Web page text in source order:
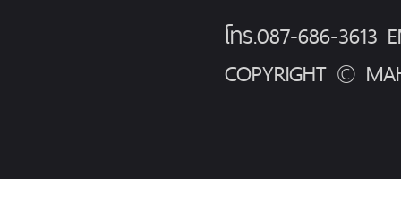
โทร.087-686-3613
COPYRIGHT ©